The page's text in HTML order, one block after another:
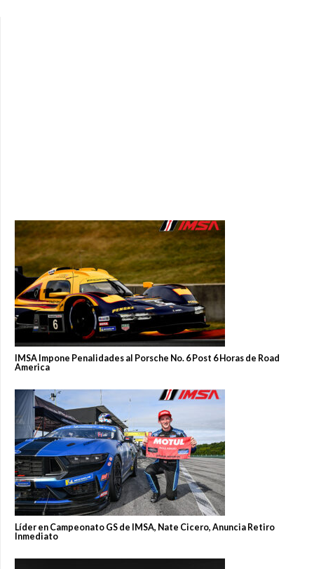
IMSA Impone Penalidades al Porsche No. 6 Post 6 Horas de Road
America
Líder en Campeonato GS de IMSA, Nate Cicero, Anuncia Retiro
Inmediato